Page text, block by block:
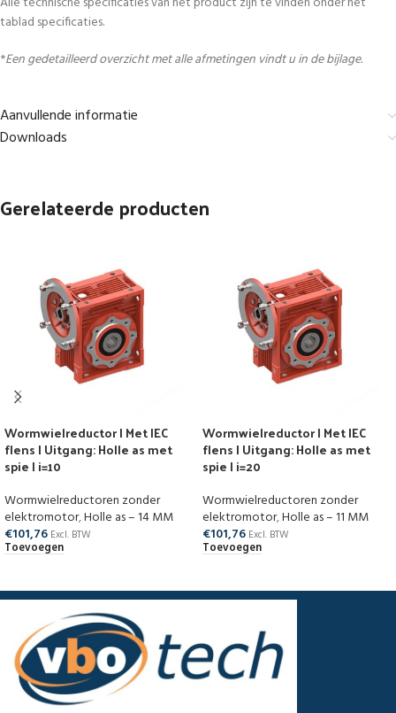
tablad specificaties.
*Een gedetailleerd overzicht met alle afmetingen vindt u in de bijlage.
Aanvullende informatie
Downloads
Gerelateerde producten
Wormwielreductor | Met IEC
flens | Uitgang: Holle as met
spie | i=10
Wormwielreductoren zonder
elektromotor,Holle as – 14 MM
€101,76 Excl. BTW
Toevoegen
Wormwielreductor | Met IEC
flens | Uitgang: Holle as met
spie | i=20
Wormwielreductoren zonder
elektromotor,Holle as – 11 MM
€101,76 Excl. BTW
Toevoegen